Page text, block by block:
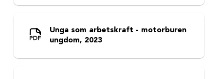
Unga som arbetskraft - motorburen
ungdom, 2023